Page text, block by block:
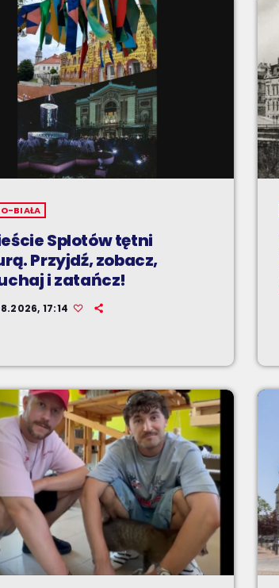
BIAŁA
Splotów tętni
Przyjdź, zobacz,
i zatańcz!
17:14